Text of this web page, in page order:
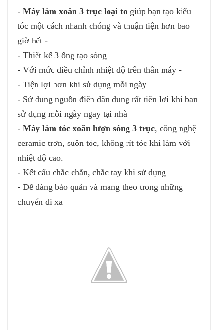
- Máy làm xoăn 3 trục loại to giúp bạn tạo kiểu
tóc một cách nhanh chóng và thuận tiện hơn bao
giờ hết -
- Thiết kế 3 ống tạo sóng
- Với mức điều chỉnh nhiệt độ trên thân máy -
- Tiện lợi hơn khi sử dụng mỗi ngày
- Sử dụng nguồn điện dân dụng rất tiện lợi khi bạn
sử dụng mỗi ngày ngay tại nhà
- Máy làm tóc xoăn lượn sóng 3 trục, công nghệ
ceramic trơn, suôn tóc, không rít tóc khi làm với
nhiệt độ cao.
- Kết cấu chắc chắn, chắc tay khi sử dụng
- Dễ dàng bảo quản và mang theo trong những
chuyến đi xa